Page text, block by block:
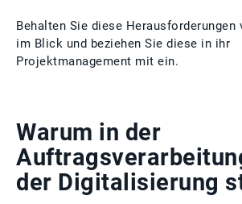
Behalten Sie diese Herausforderungen
im Blick und beziehen Sie diese in ihr
Projektmanagement mit ein.
Warum in der
der Digitalisierung